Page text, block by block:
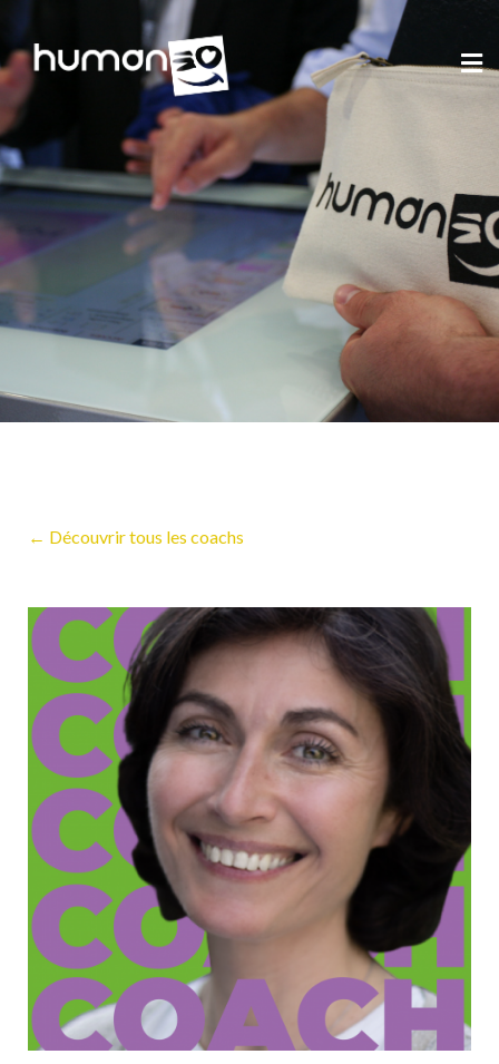
← Découvrir tous les coachs